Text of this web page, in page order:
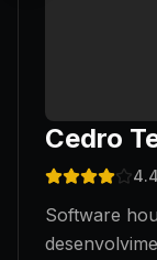
Cedro
4.4
Software